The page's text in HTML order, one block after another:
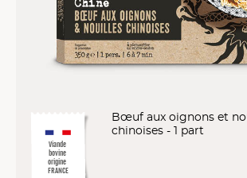
Viande
bovine
origine
FRANCE
Bœuf aux oignons et
chinoises - 1 part